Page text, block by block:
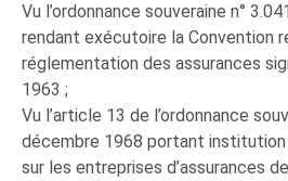
Vu l’ordonnance souveraine n°
rendant exécutoire la Convention
réglementation des assurances
1963 ;
Vu l’article 13 de l’ordonnance
décembre 1968 portant
sur les entreprises d’assurances